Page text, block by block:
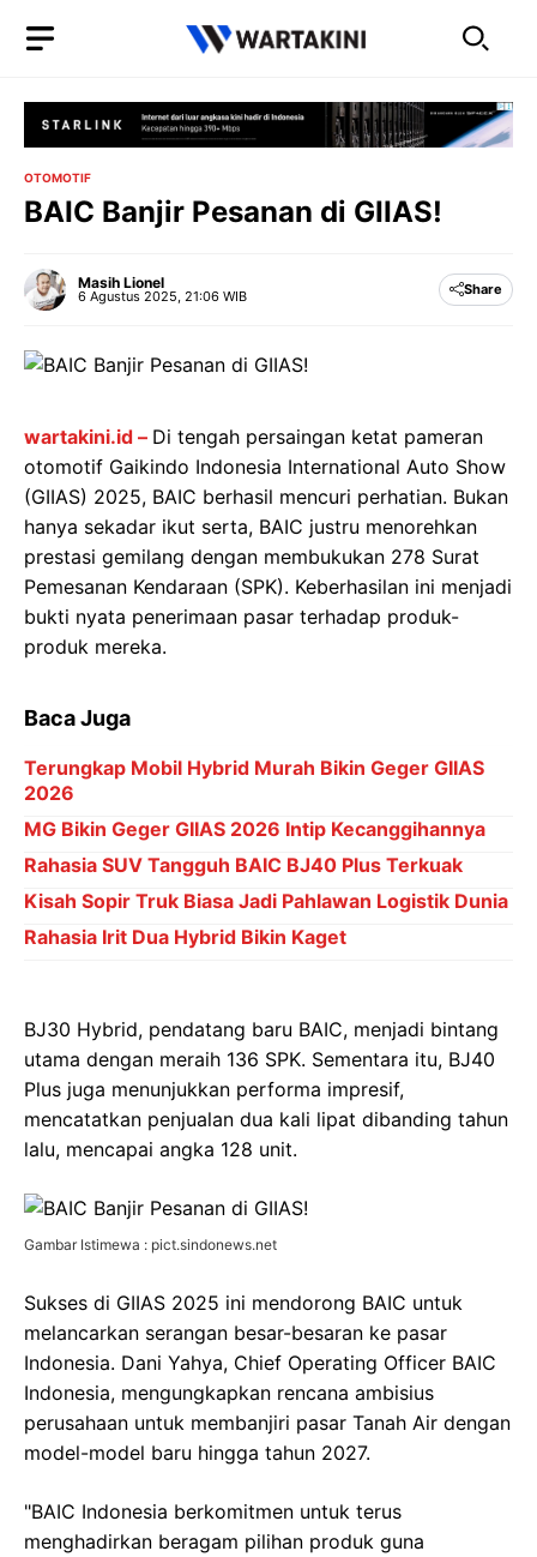
OTOMOTIF
BAIC Banjir Pesanan di GIIAS!
Masih Lionel
6 Agustus 2025, 21:06 WIB Share
wartakini.id – Di tengah persaingan ketat pameran
otomotif Gaikindo Indonesia International Auto Show
(GIIAS) 2025, BAIC berhasil mencuri perhatian. Bukan
hanya sekadar ikut serta, BAIC justru menorehkan
prestasi gemilang dengan membukukan 278 Surat
Pemesanan Kendaraan (SPK). Keberhasilan ini menjadi
bukti nyata penerimaan pasar terhadap produk-
produk mereka.
Baca Juga
Terungkap Mobil Hybrid Murah Bikin Geger GIIAS
2026
MG Bikin Geger GIIAS 2026 Intip Kecanggihannya
Rahasia SUV Tangguh BAIC BJ40 Plus Terkuak
Kisah Sopir Truk Biasa Jadi Pahlawan Logistik Dunia
Rahasia Irit Dua Hybrid Bikin Kaget
BJ30 Hybrid, pendatang baru BAIC, menjadi bintang
utama dengan meraih 136 SPK. Sementara itu, BJ40
Plus juga menunjukkan performa impresif,
mencatatkan penjualan dua kali lipat dibanding tahun
lalu, mencapai angka 128 unit.
Gambar Istimewa : pict.sindonews.net
Sukses di GIIAS 2025 ini mendorong BAIC untuk
melancarkan serangan besar-besaran ke pasar
Indonesia. Dani Yahya, Chief Operating Officer BAIC
Indonesia, mengungkapkan rencana ambisius
perusahaan untuk membanjiri pasar Tanah Air dengan
model-model baru hingga tahun 2027.
"BAIC Indonesia berkomitmen untuk terus
menghadirkan beragam pilihan produk guna